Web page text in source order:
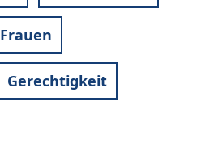
Frauen
Gerechtigkeit